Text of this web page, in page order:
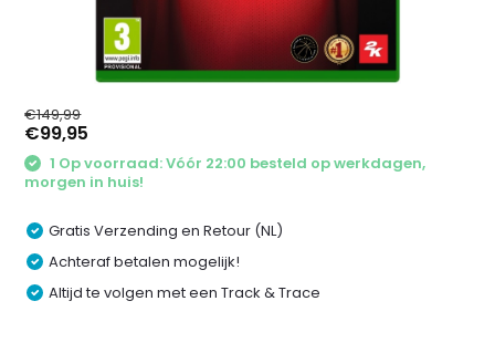
€149,99
€99,95
1 Op voorraad: Vóór 22:00 besteld op werkdagen,
morgen in huis!
Gratis Verzending en Retour (NL)
Achteraf betalen mogelijk!
Altijd te volgen met een Track & Trace